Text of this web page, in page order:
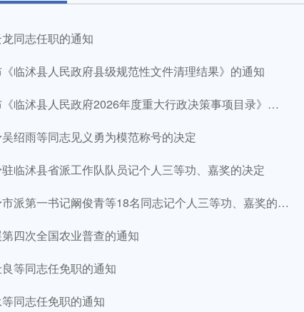
同志任职的通知
临沭县人民政府县级规范性文件清理结果》的通知
沭县人民政府2026年度重大行政决策事项目录》的通知
绍雨等同志见义勇为模范称号的决定
临沭县省派工作队队员记个人三等功、嘉奖的决定
派第一书记阚俊青等18名同志记个人三等功、嘉奖的决定
四次全国农业普查的通知
等同志任免职的通知
同志任免职的通知